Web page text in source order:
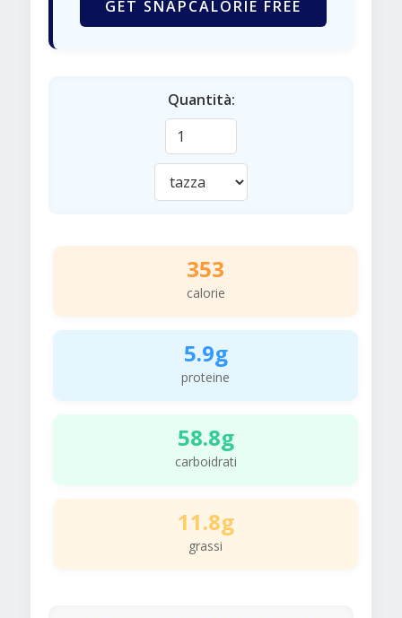
GET SNAPCALORIE FREE
Quantità:
353
calorie
5.9g
proteine
58.8g
carboidrati
11.8g
grassi